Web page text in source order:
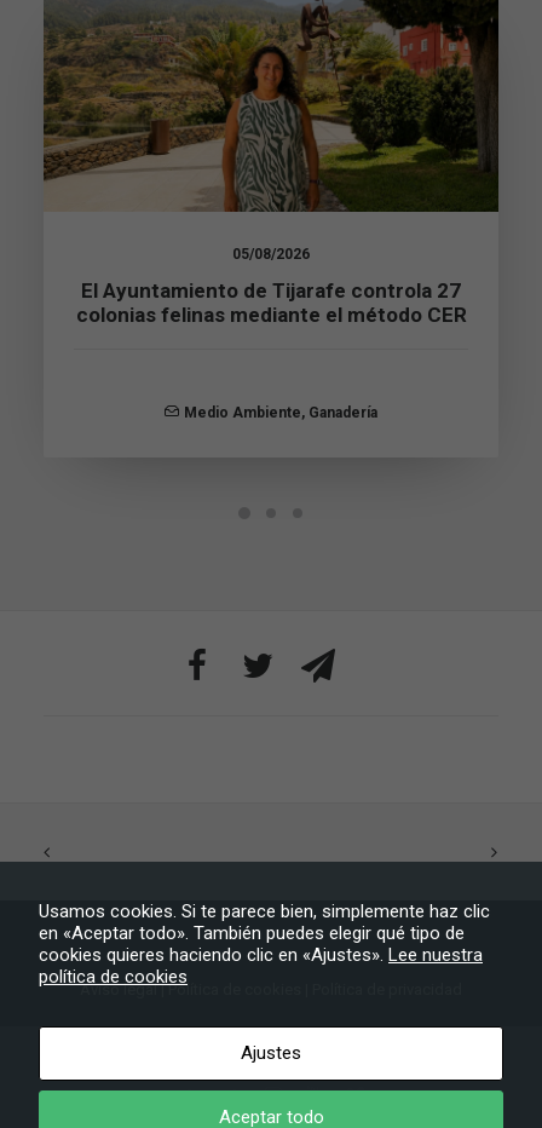
05/08/2026
El Ayuntamiento de Tijarafe controla 27
colonias felinas mediante el método CER
Medio Ambiente, Ganadería
Aviso legal|Política de cookies
Usamos cookies. Si te parece bien, simplemente haz clic
en «Aceptar todo». También puedes elegir qué tipo de
cookies quieres haciendo clic en «Ajustes». Lee nuestra
política de cookies
Ajustes
Aceptar todo
para que
funcione la
web.
Estadísticas
Para que
podamos
mejorar la
base a cómo
se usa la web.
Para que
de la web.
aumentas la
ver contenido y
ofertas
personalizados.